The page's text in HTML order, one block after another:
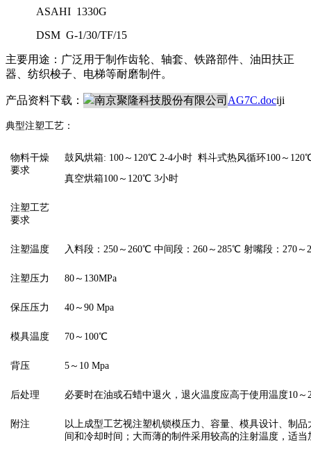
ASAHI 1330G
DSM G-1/30/TF/15
主要用途：广泛用于制作齿轮、轴套、铁路部件、油田扶正
器、纺织梭子、电梯等耐磨制件。
产品资料下载： AG7C.dociji
典型注塑工艺：
物料干燥
要求
鼓风烘箱: 100～120℃ 2-4小时 料斗式热风循环100～
真空烘箱100～120℃ 3小时
注塑工艺
要求
注塑温度 入料段：250～260℃ 中间段：260～285℃ 射嘴段：270～
注塑压力 80～130MPa
保压压力 40～90 Mpa
模具温度 70～100℃
背压 5～10 Mpa
后处理 必要时在油或石蜡中退火，退火温度应高于使用温度10
附注
以上成型工艺视注塑机锁模压力、容量、模具设计、制
间和冷却时间；大而薄的制件采用较高的注射温度，适